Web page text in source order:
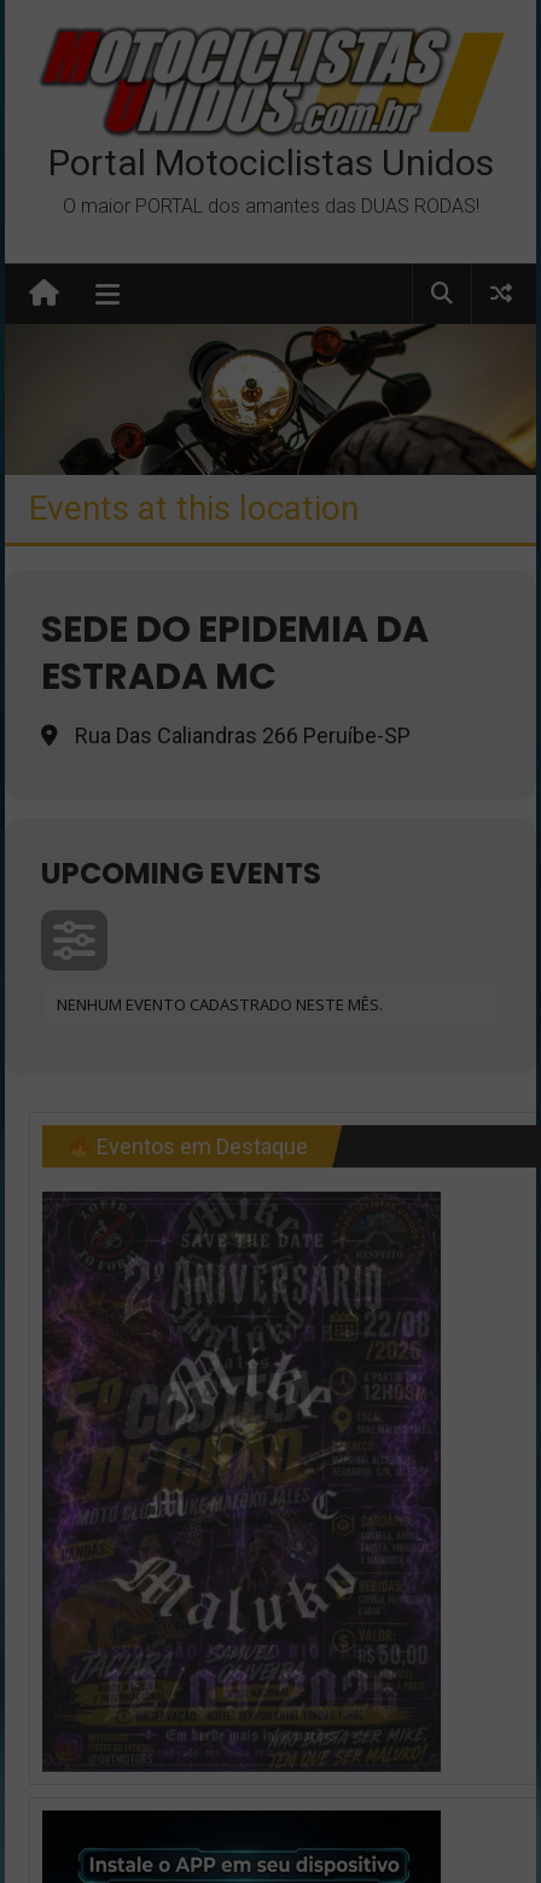
conteúdo
Portal Motociclistas Unidos
O maior PORTAL dos amantes das DUAS RODAS!
Events at this location
SEDE DO EPIDEMIA DA
ESTRADA MC
Rua Das Caliandras 266 Peruíbe-SP
UPCOMING EVENTS
NENHUM EVENTO CADASTRADO NESTE MÊS.
Eventos em Destaque